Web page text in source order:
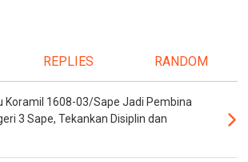
REPLIES RANDOM
Koramil 1608-03/Sape Jadi Pembina
3 Sape, Tekankan Disiplin dan